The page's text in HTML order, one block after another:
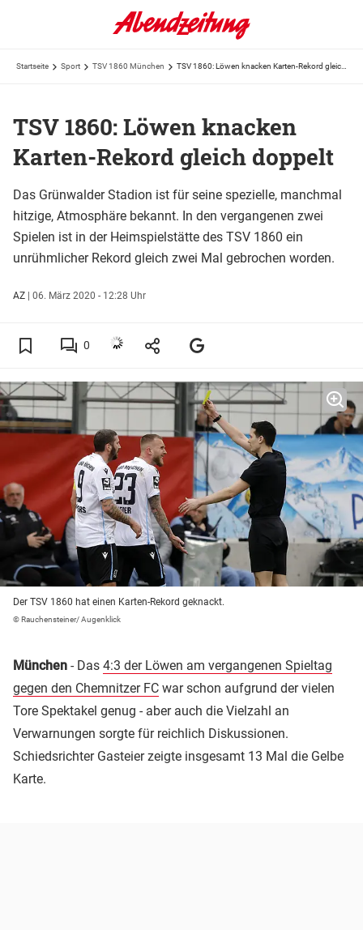
Startseite Sport TSV 1860 München
TSV 1860: Löwen knacken
Karten-Rekord gleich doppelt
Das Grünwalder Stadion ist für seine spezielle, manchmal
hitzige, Atmosphäre bekannt. In den vergangenen zwei
Spielen ist in der Heimspielstätte des TSV 1860 ein
unrühmlicher Rekord gleich zwei Mal gebrochen worden.
AZ | 06. März 2020 - 12:28 Uhr
0
Der TSV 1860 hat einen Karten-Rekord geknackt.
© Rauchensteiner/ Augenklick
München - Das 4:3 der Löwen am vergangenen Spieltag
gegen den Chemnitzer FC war schon aufgrund der vielen
Tore Spektakel genug - aber auch die Vielzahl an
Verwarnungen sorgte für reichlich Diskussionen.
Schiedsrichter Gasteier zeigte insgesamt 13 Mal die Gelbe
Karte.